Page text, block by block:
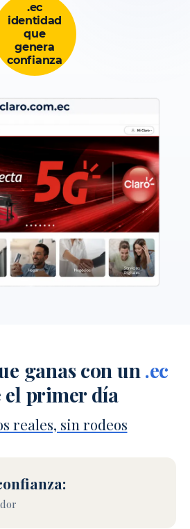
.ec
identidad
que
genera
confianza
ganas con un .ec
el primer día
reales, sin rodeos